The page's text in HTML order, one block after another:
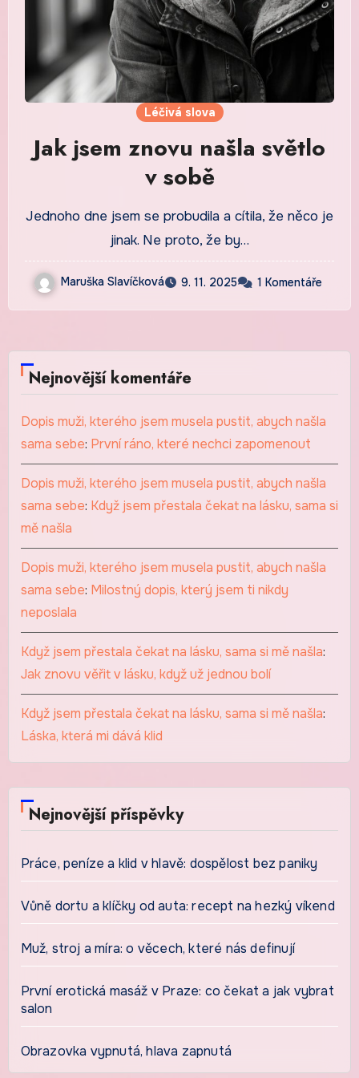
Léčivá slova
Jak jsem znovu našla světlo
v sobě
Jednoho dne jsem se probudila a cítila, že něco je
jinak. Ne proto, že by…
Maruška Slavíčková 9. 11. 2025 1 Komentáře
Nejnovější komentáře
Dopis muži, kterého jsem musela pustit, abych našla
sama sebe: První ráno, které nechci zapomenout
Dopis muži, kterého jsem musela pustit, abych našla
sama sebe: Když jsem přestala čekat na lásku, sama si
mě našla
Dopis muži, kterého jsem musela pustit, abych našla
sama sebe: Milostný dopis, který jsem ti nikdy
neposlala
Když jsem přestala čekat na lásku, sama si mě našla:
Jak znovu věřit v lásku, když už jednou bolí
Když jsem přestala čekat na lásku, sama si mě našla:
Láska, která mi dává klid
Nejnovější příspěvky
Práce, peníze a klid v hlavě: dospělost bez paniky
Vůně dortu a klíčky od auta: recept na hezký víkend
Muž, stroj a míra: o věcech, které nás definují
První erotická masáž v Praze: co čekat a jak vybrat
salon
Obrazovka vypnutá, hlava zapnutá